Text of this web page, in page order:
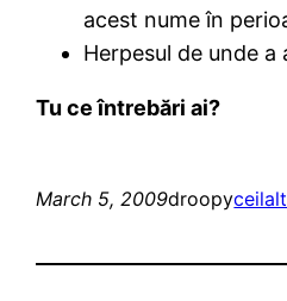
acest nume în
Herpesul de unde a
Tu ce întrebări ai?
March 5, 2009droopy